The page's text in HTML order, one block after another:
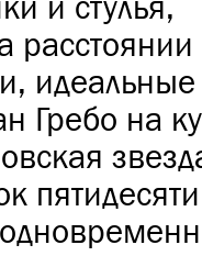
и стулья,
Гребо на